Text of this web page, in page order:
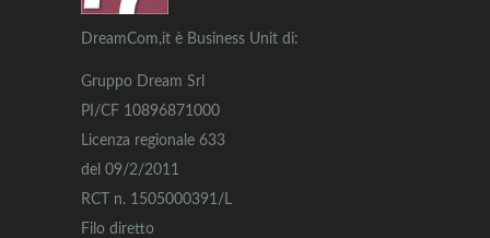
DreamCom,it è Business Unit di:
Gruppo Dream Srl
PI/CF 10896871000
Licenza regionale 633
del 09/2/2011
RCT n. 1505000391/L
Filo diretto